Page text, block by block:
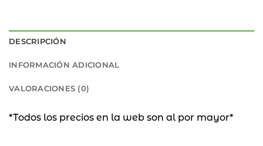
DESCRIPCIÓN
INFORMACIÓN ADICIONAL
VALORACIONES (0)
*Todos los precios en la web son al por mayor*